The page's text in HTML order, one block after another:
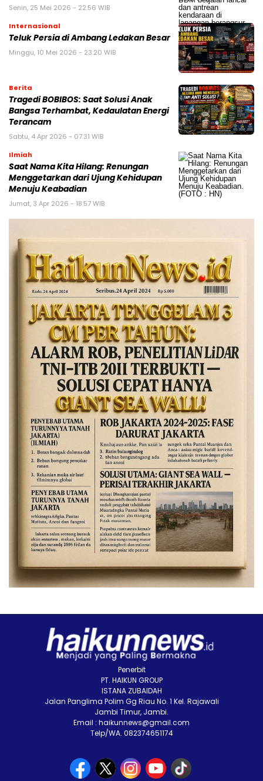
Senin, 25 Mei 2026 - 22:56 WIB
Internasional
Teluk Persia di Ambang Ledakan Besar
Minggu, 10 Mei 2026 - 23:20 WIB
Berita
Tragedi BOBIBOS: Saat Solusi Anak
Bangsa Terhambat, Kedaulatan Energi
Terancam
Sabtu, 4 Apr 2026 - 07:31 WIB
Ilmiah
Saat Nama Kita Hilang: Renungan
Menggetarkan dari Ujung Kehidupan
Menuju Keabadian
Jumat, 3 Apr 2026 - 18:57 WIB
Penerbit
PT. HAIKUN GROUP
ISTANA ZUBAIDAH
Jalan Panglima Polim Gg Riau No. 1 Kel. Rajawali
Jambi Timur, Jambi.
Email : haikunnews@gmail.com
Telp/WA. 082374651174